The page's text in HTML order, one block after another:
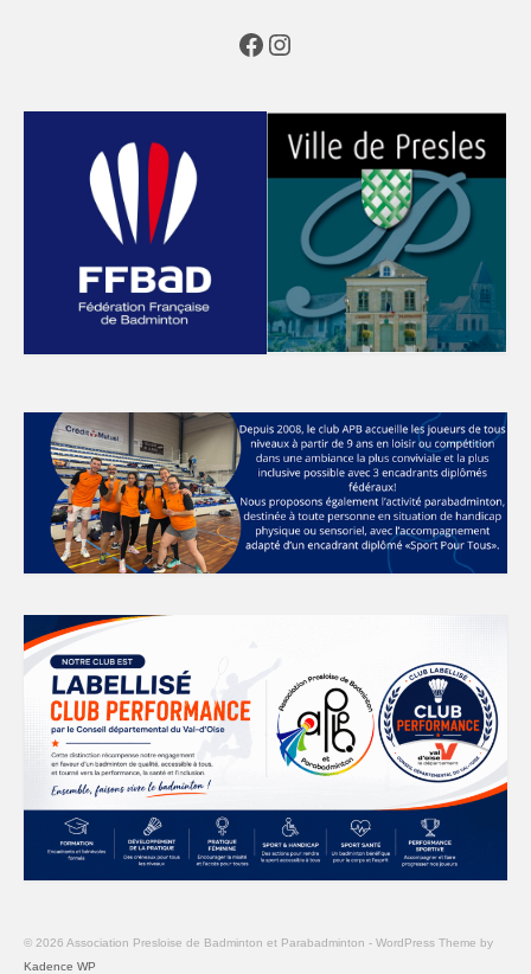
Facebook
Instagram
© 2026 Association Presloise de Badminton et Parabadminton - WordPress Theme by
Kadence WP